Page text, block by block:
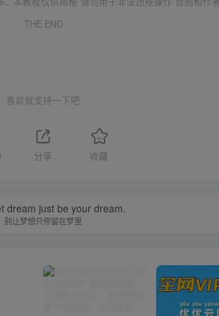
THE END
喜欢就支持一下吧
分享 收藏
dream just be your dream.
别让梦想只停留在梦里